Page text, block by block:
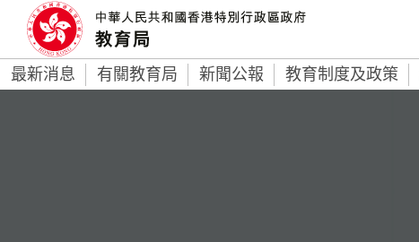
最新消息 有關教育局 新聞公報 教育制度及政策